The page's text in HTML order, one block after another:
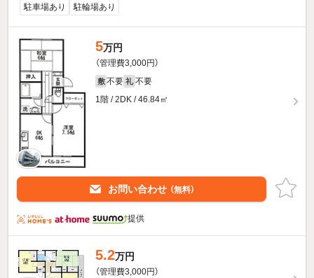
駐車場あり 駐輪場あり
5万円
（管理費3,000円）
敷 不要 礼 不要
1階 / 2DK / 46.84㎡
お問い合わせ （無料）
提供
5.2万円
（管理費3,000円）